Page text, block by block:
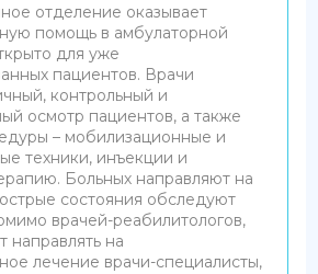
отделение оказывает
помощь в амбулаторной
для уже
пациентов. Врачи
контрольный и
осмотр пациентов, а также
– мобилизационные и
техники, инъекции и
Больных направляют на
состояния обследуют
врачей-реабилитологов,
направлять на
лечение врачи-специалисты,